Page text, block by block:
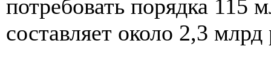
потребовать порядка 115
составляет около 2,3